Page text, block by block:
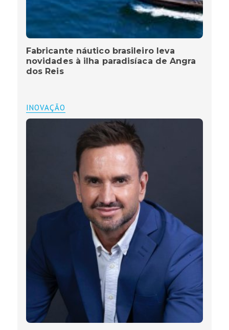
Fabricante náutico brasileiro leva
novidades à ilha paradisíaca de Angra
dos Reis
INOVAÇÃO